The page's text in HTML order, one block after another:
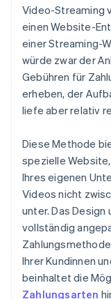
Video-Streaming
einen Website-
einer Streaming-
würde zwar der
Gebühren für
erheben, der
liefe aber relativ
Diese Methode
spezielle
Ihres eigenen
Videos nicht
unter. Das
vollständig
Ihrer Kundinnen
beinhaltet die
Zahlungsarten